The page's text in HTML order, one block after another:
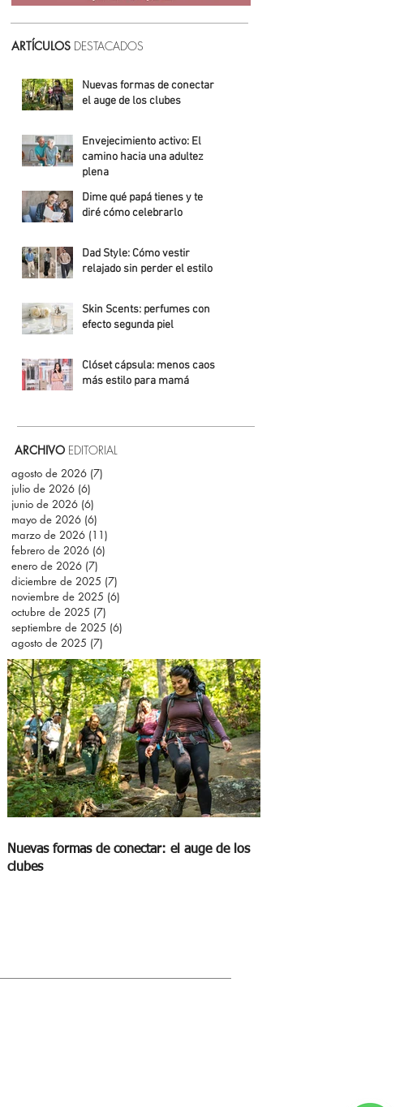
ARTÍCULOS DESTACADOS
Nuevas formas de conectar:
el auge de los clubes
Envejecimiento activo: El
camino hacia una adultez
plena
Alejandra Roldán
Dime qué papá tienes y te
diré cómo celebrarlo
Dad Style: Cómo vestir
relajado sin perder el estilo
Skin Scents: perfumes con
efecto segunda piel
Clóset cápsula: menos caos,
más estilo para mamá
ARCHIVO EDITORIAL
agosto de 2026 (7)
julio de 2026 (6)
junio de 2026 (6)
mayo de 2026 (6)
marzo de 2026 (11)
febrero de 2026 (6)
enero de 2026 (7)
diciembre de 2025 (7)
noviembre de 2025 (6)
octubre de 2025 (7)
septiembre de 2025 (6)
agosto de 2025 (7)
Nuevas formas de conectar: el auge de los
clubes